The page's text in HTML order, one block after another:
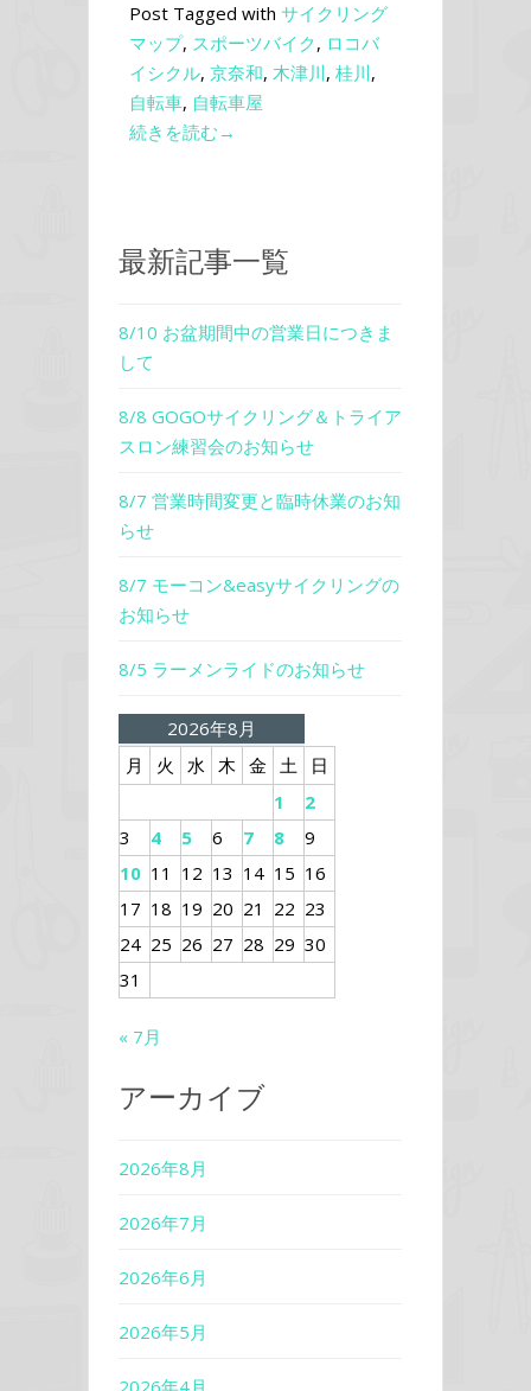
Post Tagged with サイクリング
マップ, スポーツバイク, ロコバ
イシクル, 京奈和, 木津川, 桂川,
自転車, 自転車屋
続きを読む→
最新記事一覧
8/10 お盆期間中の営業日につきま
して
8/8 GOGOサイクリング＆トライア
スロン練習会のお知らせ
8/7 営業時間変更と臨時休業のお知
らせ
8/7 モーコン&easyサイクリングの
お知らせ
8/5 ラーメンライドのお知らせ
2026年8月
月
火 水 木 金 土
日
1
2
3
4 5 6 7 8
9
10 11 12 13 14 15 16
17 18 19 20 21 22 23
24 25 26 27 28 29 30
31
« 7月
アーカイブ
2026年8月
2026年7月
2026年6月
2026年5月